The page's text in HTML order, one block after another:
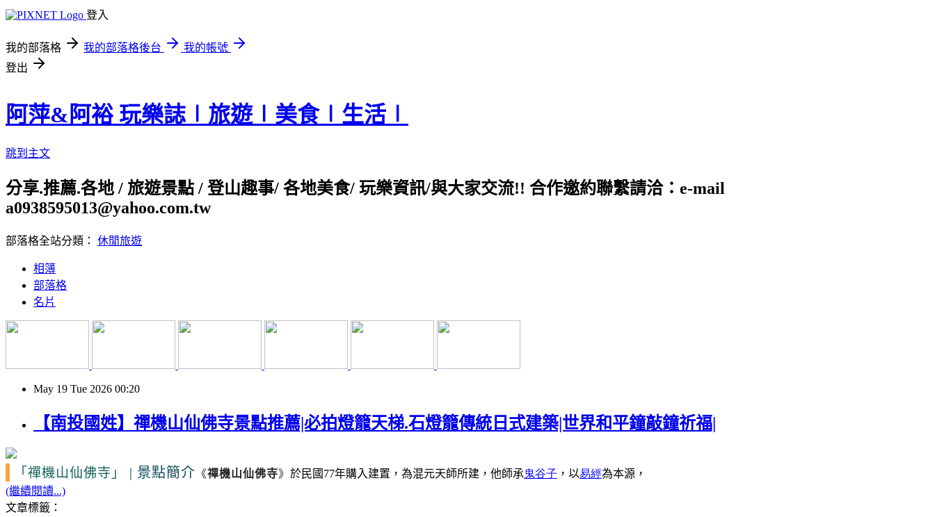
登入
我的部落格 我的部落格後台
我的帳號
登出
阿萍&阿裕 玩樂誌∣旅遊∣美食∣生活∣
跳到主文
分享.推薦.各地 / 旅遊景點 / 登山趣事/ 各地美食/ 玩樂資訊/與大家交流!! 合作邀約聯繫請洽：e-mail
a0938595013@yahoo.com.tw
部落格全站分類： 休閒旅遊
相簿
部落格
名片
May 19 Tue 2026 00:20
【南投國姓】禪機山仙佛寺景點推薦|必拍燈籠天梯.石燈籠傳統日式建築|世界和平鐘敲鐘祈福|
「禪機山仙佛寺」 | 景點簡介 《禪機山仙佛寺》 於民國 77年購入建置，為混元天師所建，他師承鬼谷子 ，以易經為本源，
(繼續閱讀...)
文章標籤：